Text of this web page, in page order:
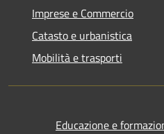
Imprese e Commercio
Catasto e urbanistica
Mobilità e trasporti
Educazione e